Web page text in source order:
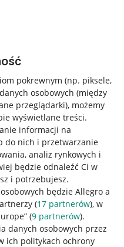
pokrewnym (np. piksele,
osobowych (między
przeglądarki), możemy
wyświetlane treści.
informacji na
do nich i przetwarzanie
analiz rynkowych i
będzie odnaleźć Ci w
i potrzebujesz.
będzie Allegro a
(17 partnerów), w
(9 partnerów).
danych osobowych przez
ich politykach ochrony